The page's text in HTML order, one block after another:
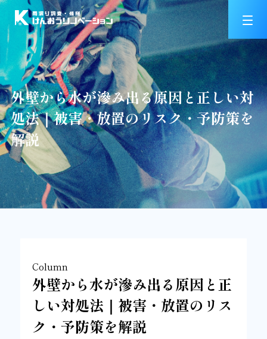
外壁から水が滲み出る原因と正しい対
処法｜被害・放置のリスク・予防策を
解説
Column
外壁から水が滲み出る原因と正
しい対処法｜被害・放置のリス
ク・予防策を解説